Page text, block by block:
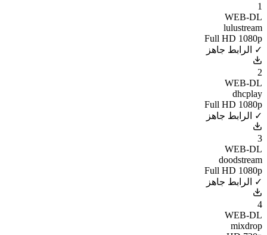
1
WEB-DL
lulustream
Full HD 1080p
✓ الرابط جاهز
2
WEB-DL
dhcplay
Full HD 1080p
✓ الرابط جاهز
3
WEB-DL
doodstream
Full HD 1080p
✓ الرابط جاهز
4
WEB-DL
mixdrop